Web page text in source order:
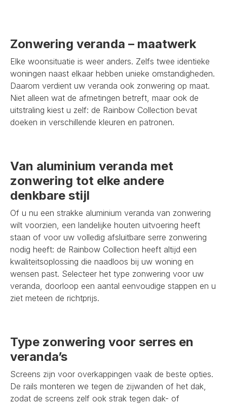
Zonwering veranda – maatwerk
Elke woonsituatie is weer anders. Zelfs twee identieke
woningen naast elkaar hebben unieke omstandigheden.
Daarom verdient uw veranda ook zonwering op maat.
Niet alleen wat de afmetingen betreft, maar ook de
uitstraling kiest u zelf: de Rainbow Collection bevat
doeken in verschillende kleuren en patronen.
Van aluminium veranda met
zonwering tot elke andere
denkbare stijl
Of u nu een strakke aluminium veranda van zonwering
wilt voorzien, een landelijke houten uitvoering heeft
staan of voor uw volledig afsluitbare serre zonwering
nodig heeft: de Rainbow Collection heeft altijd een
kwaliteitsoplossing die naadloos bij uw woning en
wensen past. Selecteer het type zonwering voor uw
veranda, doorloop een aantal eenvoudige stappen en u
ziet meteen de richtprijs.
Type zonwering voor serres en
veranda’s
Screens zijn voor overkappingen vaak de beste opties.
De rails monteren we tegen de zijwanden of het dak,
zodat de screens zelf ook strak tegen dak- of